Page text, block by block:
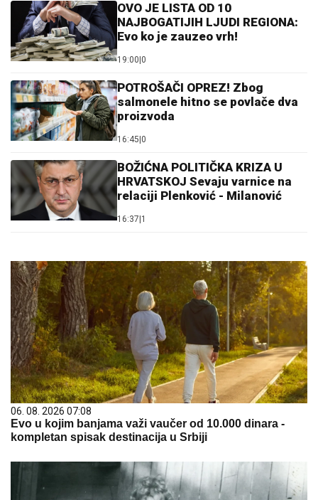
OVO JE LISTA OD 10
NAJBOGATIJIH LJUDI REGIONA:
Evo ko je zauzeo vrh!
19:00 0
POTROŠAČI OPREZ! Zbog
salmonele hitno se povlače dva
proizvoda
16:45 0
BOŽIĆNA POLITIČKA KRIZA U
HRVATSKOJ Sevaju varnice na
relaciji Plenković - Milanović
16:37 1
06. 08. 2026 07:08
Evo u kojim banjama važi vaučer od 10.000 dinara -
kompletan spisak destinacija u Srbiji